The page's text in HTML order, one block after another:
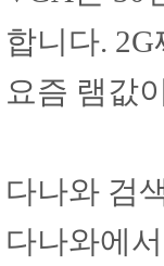
합니다.
요즘 램값
다나와 검
다나와에